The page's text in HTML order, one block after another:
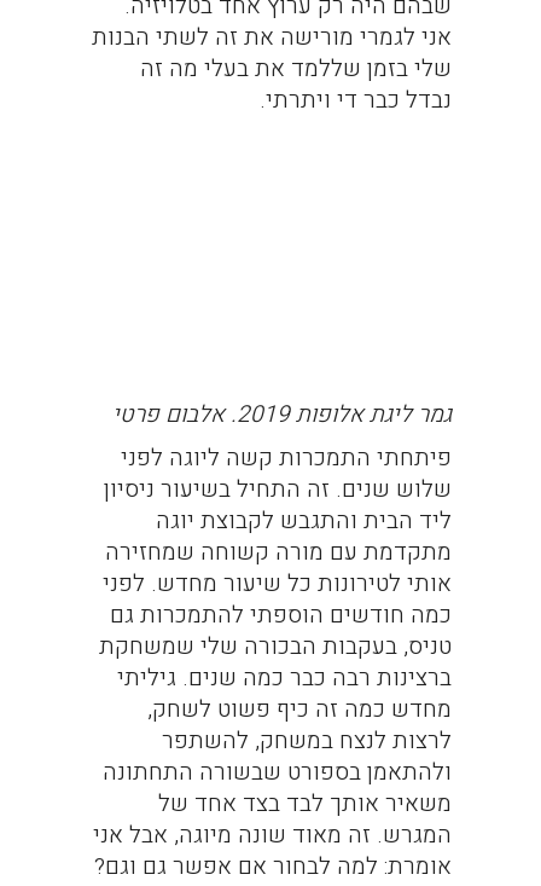
אני לגמרי מורישה את זה לשתי הבנות
שלי בזמן שללמד את בעלי מה זה
נבדל כבר די ויתרתי.
גמר ליגת אלופות 2019. אלבום פרטי
פיתחתי התמכרות קשה ליוגה לפני
שלוש שנים. זה התחיל בשיעור ניסיון
ליד הבית והתגבש לקבוצת יוגה
מתקדמת עם מורה קשוחה שמחזירה
אותי לטירונות כל שיעור מחדש. לפני
כמה חודשים הוספתי להתמכרות גם
טניס, בעקבות הבכורה שלי שמשחקת
ברצינות רבה כבר כמה שנים. גיליתי
מחדש כמה זה כיף פשוט לשחק,
לרצות לנצח במשחק, להשתפר
ולהתאמן בספורט שבשורה התחתונה
משאיר אותך לבד בצד אחד של
המגרש. זה מאוד שונה מיוגה, אבל אני
אומרת: למה לבחור אם אפשר גם וגם?